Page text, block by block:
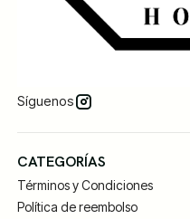
Síguenos
CATEGORÍAS
Términos y Condiciones
Política de reembolso